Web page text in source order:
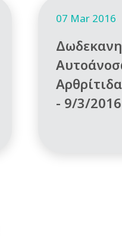
07 Mar 2016
- 9/3/2016